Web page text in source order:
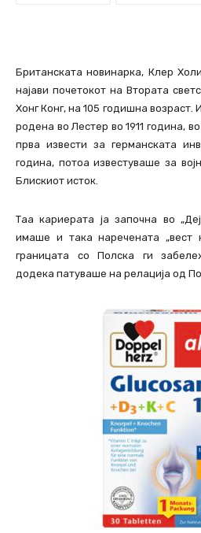
Британската новинарка, Клер
најави почетокот на Втората
Хонг Конг, на 105 годишна
родена во Лестер во 1911 година,
прва извести за германската
година, потоа известуваше за
Блискиот исток.
Таа кариерата ја започна во
имаше и така наречената „вест
границата со Полска ги
додека патуваше на релација од